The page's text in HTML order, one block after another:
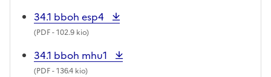
34.1 bboh esp4
(PDF- 102.9 kio)
34.1 bboh mhu1
(PDF- 136.4 kio)